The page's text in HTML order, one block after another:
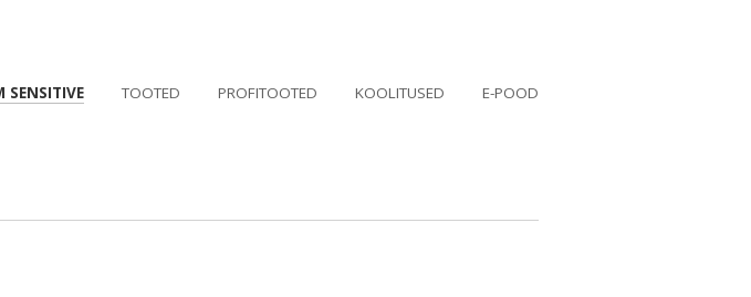
SENSITIVE TOOTED PROFITOOTED KOOLITUSED E-POOD